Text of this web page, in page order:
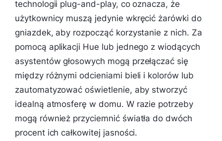
technologii plug-and-play, co oznacza, że
użytkownicy muszą jedynie wkręcić żarówki do
gniazdek, aby rozpocząć korzystanie z nich. Za
pomocą aplikacji Hue lub jednego z wiodących
asystentów głosowych mogą przełączać się
między różnymi odcieniami bieli i kolorów lub
zautomatyzować oświetlenie, aby stworzyć
idealną atmosferę w domu. W razie potrzeby
mogą również przyciemnić światła do dwóch
procent ich całkowitej jasności.